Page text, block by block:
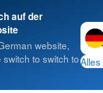
auf der
website,
to switch to